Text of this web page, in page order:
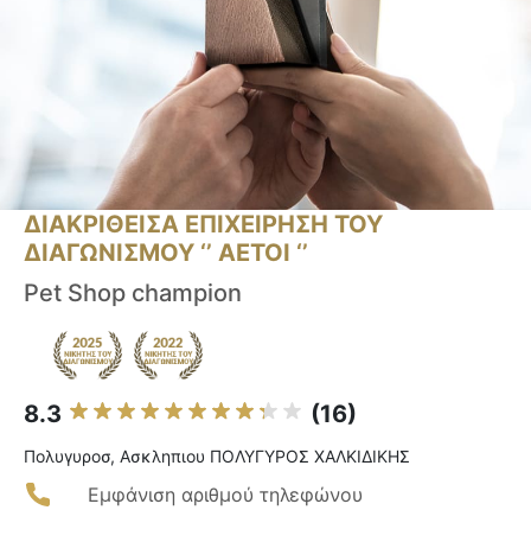
ΔΙΑΚΡΙΘΕΙΣΑ ΕΠΙΧΕΙΡΗΣΗ ΤΟΥ
ΔΙΑΓΩΝΙΣΜΟΥ ‘’ ΑΕΤΟΙ ‘’
Pet Shop champion
8.3 (16)
Πολυγυροσ, Ασκληπιου ΠΟΛΥΓΥΡΟΣ ΧΑΛΚΙΔΙΚΗΣ
Εμφάνιση αριθμού τηλεφώνου